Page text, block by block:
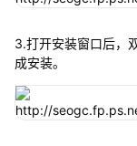
3.打开安装窗口后，
成安装。